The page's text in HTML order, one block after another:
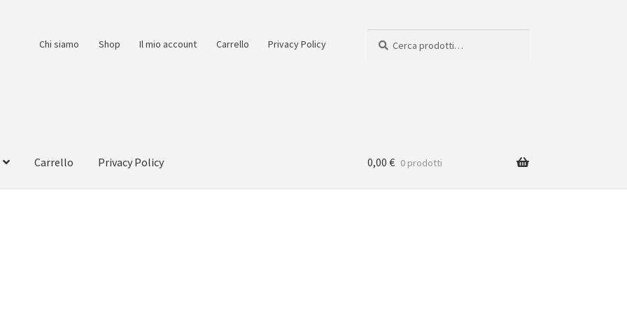
Chi siamo Shop Il mio account Carrello Privacy Policy
Carrello Privacy Policy 0,00 € 0 prodotti